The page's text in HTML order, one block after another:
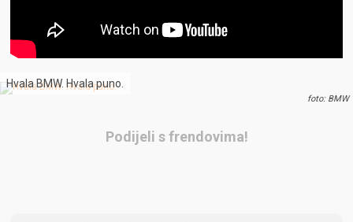
Hvala BMW. Hvala puno.
foto: BMW
Podijeli s frendovima!